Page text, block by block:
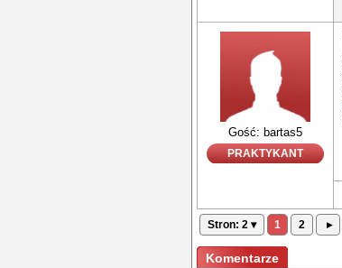
Gość: bartas5
PRAKTYKANT
Stron: 2 ▾ 1 2 ▸
Komentarze